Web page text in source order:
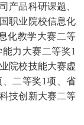
产品科研课题、
职业院校信息化
化教学大赛二等
力大赛二等奖1
院校技能大赛虚
、二等奖1项、省
技创新大赛二等